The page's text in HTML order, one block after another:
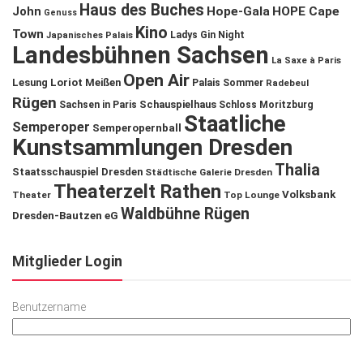
John Genuss Haus des Buches Hope-Gala HOPE Cape
Town Japanisches Palais Kino Ladys Gin Night
Landesbühnen Sachsen La Saxe à Paris
Lesung Loriot Meißen Open Air Palais Sommer Radebeul
Rügen Sachsen in Paris Schauspielhaus Schloss Moritzburg
Semperoper Semperopernball
Staatliche
Kunstsammlungen Dresden
Staatsschauspiel Dresden Städtische Galerie Dresden Thalia
Theater Theaterzelt Rathen Top Lounge Volksbank
Dresden-Bautzen eG Waldbühne Rügen
Mitglieder Login
Benutzername